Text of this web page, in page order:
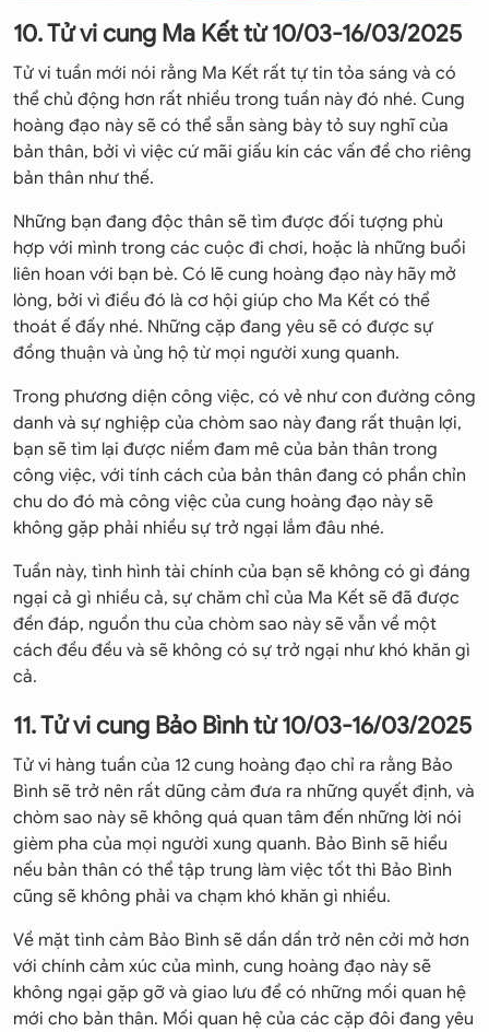
10. Tử vi cung Ma Kết từ 10/03-16/03/2025
Tử vi tuần mới nói rằng Ma Kết rất tự tin tỏa sáng và có
thể chủ động hơn rất nhiều trong tuần này đó nhé. Cung
hoàng đạo này sẽ có thể sẵn sàng bày tỏ suy nghĩ của
bản thân, bởi vì việc cứ mãi giấu kín các vấn đề cho riêng
bản thân như thế.
Những bạn đang độc thân sẽ tìm được đối tượng phù
hợp với mình trong các cuộc đi chơi, hoặc là những buổi
liên hoan với bạn bè. Có lẽ cung hoàng đạo này hãy mở
lòng, bởi vì điều đó là cơ hội giúp cho Ma Kết có thể
thoát ế đấy nhé. Những cặp đang yêu sẽ có được sự
đồng thuận và ủng hộ từ mọi người xung quanh.
Trong phương diện công việc, có vẻ như con đường công
danh và sự nghiệp của chòm sao này đang rất thuận lợi,
bạn sẽ tìm lại được niềm đam mê của bản thân trong
công việc, với tính cách của bản thân đang có phần chỉn
chu do đó mà công việc của cung hoàng đạo này sẽ
không gặp phải nhiều sự trở ngại lắm đâu nhé.
Tuần này, tình hình tài chính của bạn sẽ không có gì đáng
ngại cả gì nhiều cả, sự chăm chỉ của Ma Kết sẽ đã được
đền đáp, nguồn thu của chòm sao này sẽ vẫn về một
cách đều đều và sẽ không có sự trở ngại như khó khăn gì
cả.
11. Tử vi cung Bảo Bình từ 10/03-16/03/2025
Tử vi hàng tuần của 12 cung hoàng đạo chỉ ra rằng Bảo
Bình sẽ trở nên rất dũng cảm đưa ra những quyết định, và
chòm sao này sẽ không quá quan tâm đến những lời nói
gièm pha của mọi người xung quanh. Bảo Bình sẽ hiểu
nếu bản thân có thể tập trung làm việc tốt thì Bảo Bình
cũng sẽ không phải va chạm khó khăn gì nhiều.
Về mặt tình cảm Bảo Bình sẽ dần dần trở nên cởi mở hơn
với chính cảm xúc của mình, cung hoàng đạo này sẽ
không ngại gặp gỡ và giao lưu để có những mối quan hệ
mới cho bản thân. Mối quan hệ của các cặp đôi đang yêu